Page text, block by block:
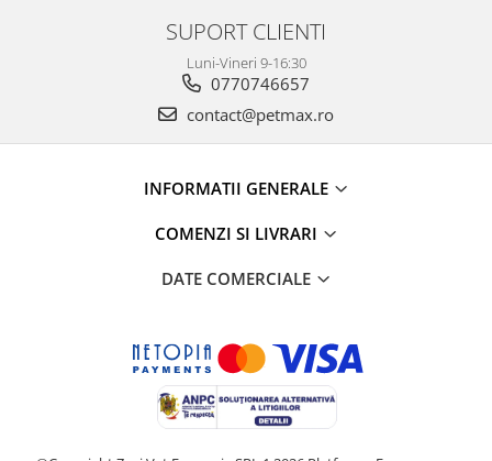
SUPORT CLIENTI
Luni-Vineri 9-16:30
0770746657
contact@petmax.ro
INFORMATII GENERALE
COMENZI SI LIVRARI
DATE COMERCIALE